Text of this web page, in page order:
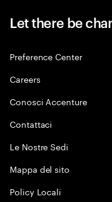
Let there be
Preference Center
Careers
Conosci Accenture
Contattaci
Le Nostre Sedi
Mappa del sito
Policy Locali